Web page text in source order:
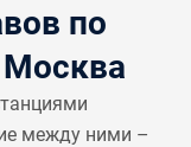
по
между ними –